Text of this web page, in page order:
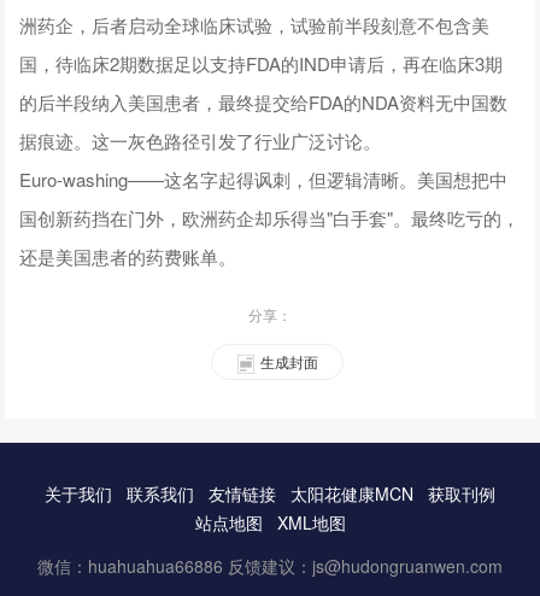
洲药企，后者启动全球临床试验，试验前半段刻意不包含美
国，待临床2期数据足以支持FDA的IND申请后，再在临床3期
的后半段纳入美国患者，最终提交给FDA的NDA资料无中国数
据痕迹。这一灰色路径引发了行业广泛讨论。
Euro-washing——这名字起得讽刺，但逻辑清晰。美国想把中
国创新药挡在门外，欧洲药企却乐得当"白手套"。最终吃亏的，
还是美国患者的药费账单。
分享：
生成封面
关于我们 联系我们 友情链接 太阳花健康MCN
获取刊例
站点地图
XML地图
微信：huahuahua66886 反馈建议：js@hudongruanwen.com